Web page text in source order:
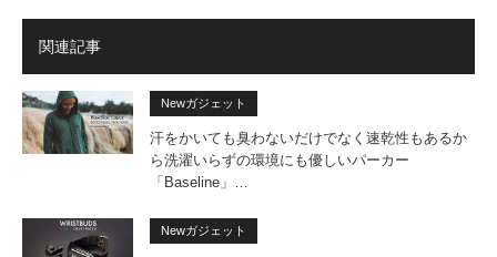
関連記事
Newガジェット
汗をかいても臭わないだけでなく速乾性もあるか
ら洗濯いらずの環境にも優しいパーカー
「Baseline」…
Newガジェット